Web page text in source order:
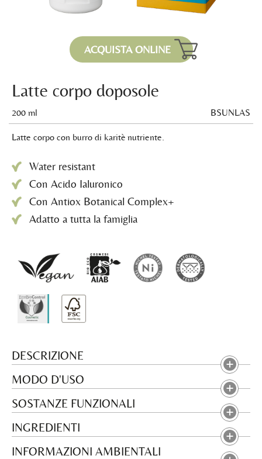
ACQUISTA ONLINE
Latte corpo doposole
200 ml BSUNLAS
Latte corpo con burro di karitè nutriente.
Water resistant
Con Acido Ialuronico
Con Antiox Botanical Complex+
Adatto a tutta la famiglia
DESCRIZIONE
MODO D'USO
SOSTANZE FUNZIONALI
INGREDIENTI
INFORMAZIONI AMBIENTALI